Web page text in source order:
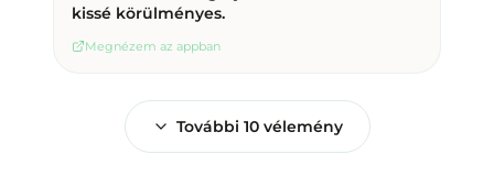
kissé körülményes.
Megnézem az appban
További 10vélemény